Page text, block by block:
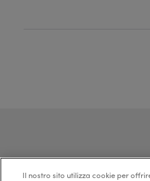
I segreti
Il nostro sito utilizza cookie per